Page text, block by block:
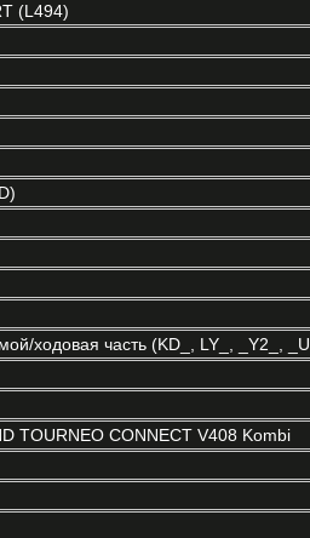
(L494)
ходовая часть (KD_, LY_, _Y2_, _U
TOURNEO CONNECT V408 Kombi